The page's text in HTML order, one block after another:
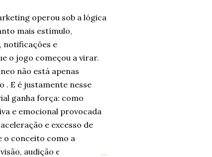
operou sob a lógica
mais estímulo,
notificações e
o jogo começou a virar.
não está apenas
. E é justamente nesse
ganha força: como
e emocional provocada
e excesso de
o conceito como a
audição e paladar